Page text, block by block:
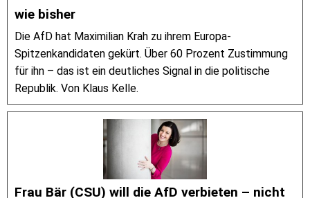
wie bisher
Die AfD hat Maximilian Krah zu ihrem Europa-
Spitzenkandidaten gekürt. Über 60 Prozent Zustimmung
für ihn – das ist ein deutliches Signal in die politische
Republik. Von Klaus Kelle.
Frau Bär (CSU) will die AfD verbieten – nicht